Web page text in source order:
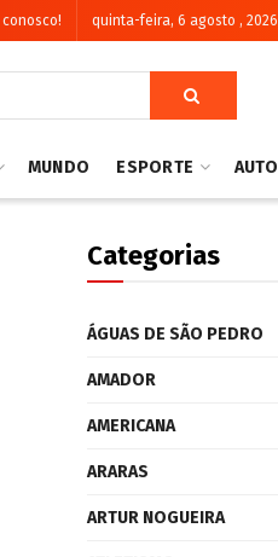
conosco! quinta-feira, 6 agosto , 2026
MUNDO ESPORTE AUTO
Categorias
ÁGUAS DE SÃO PEDRO
AMADOR
AMERICANA
ARARAS
ARTUR NOGUEIRA